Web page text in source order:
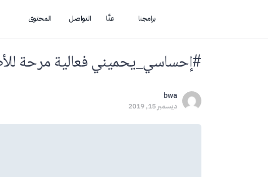
برامجنا عنَّا التواصل المحتوى
#إحساسي_يحميني فعالية مرحة
bwa
ديسمبر 15, 2019